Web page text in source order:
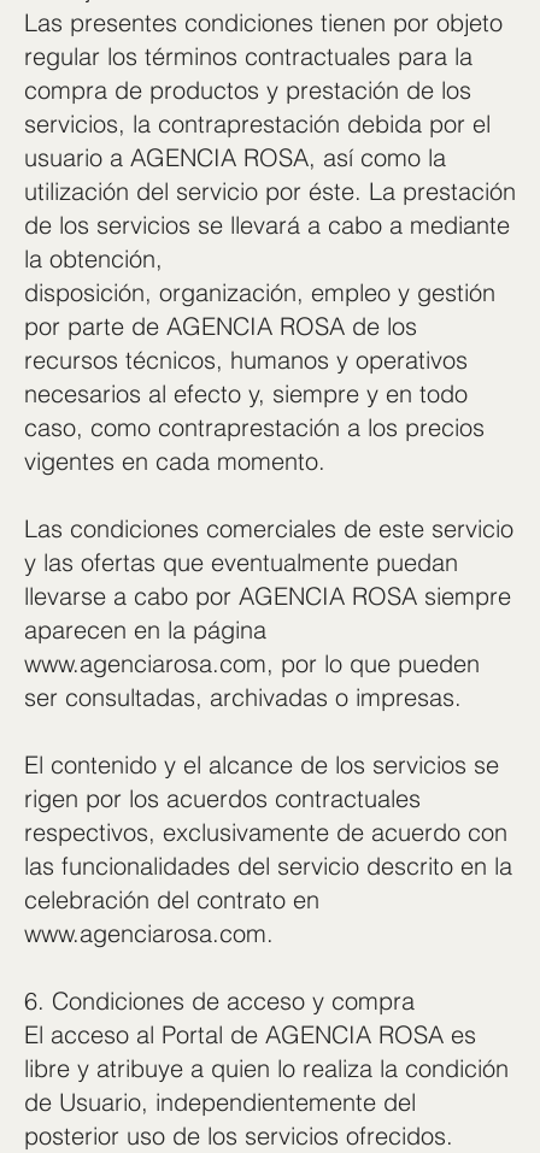
Las presentes condiciones tienen por objeto
regular los términos contractuales para la
compra de productos y prestación de los
servicios, la contraprestación debida por el
usuario a AGENCIA ROSA, así como la
utilización del servicio por éste. La prestación
de los servicios se llevará a cabo a mediante
la obtención,
disposición, organización, empleo y gestión
por parte de AGENCIA ROSA de los
recursos técnicos, humanos y operativos
necesarios al efecto y, siempre y en todo
caso, como contraprestación a los precios
vigentes en cada momento.
Las condiciones comerciales de este servicio
y las ofertas que eventualmente puedan
llevarse a cabo por AGENCIA ROSA siempre
aparecen en la página
www.agenciarosa.com, por lo que pueden
ser consultadas, archivadas o impresas.
El contenido y el alcance de los servicios se
rigen por los acuerdos contractuales
respectivos, exclusivamente de acuerdo con
las funcionalidades del servicio descrito en la
celebración del contrato en
www.agenciarosa.com.
6. Condiciones de acceso y compra
El acceso al Portal de AGENCIA ROSA es
libre y atribuye a quien lo realiza la condición
de Usuario, independientemente del
posterior uso de los servicios ofrecidos.